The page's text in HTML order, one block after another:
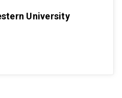
University